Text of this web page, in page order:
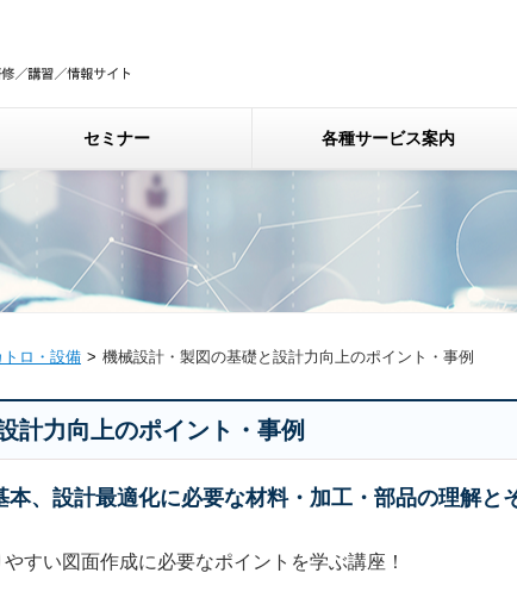
セミナー 各種サービス案内
ロ・設備 機械設計・製図の基礎と設計力向上のポイント・事例
計力向上のポイント・事例
、設計最適化に必要な材料・加工・部品の理解と
すい図面作成に必要なポイントを学ぶ講座！